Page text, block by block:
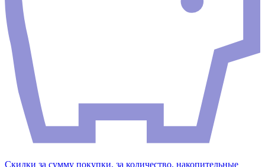
Скидки за сумму покупки, за количество, накопительные